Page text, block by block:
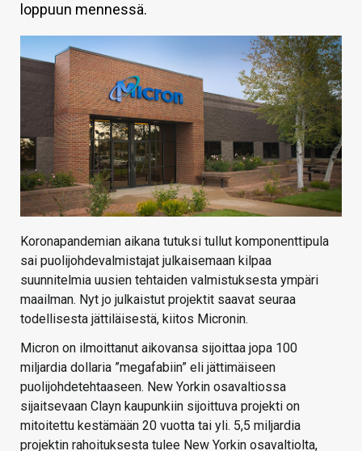
VAIHDA TEEMA
HAKU
loppuun mennessä.
Koronapandemian aikana tutuksi tullut komponenttipula
sai puolijohdevalmistajat julkaisemaan kilpaa
suunnitelmia uusien tehtaiden valmistuksesta ympäri
maailman. Nyt jo julkaistut projektit saavat seuraa
todellisesta jättiläisestä, kiitos Micronin.
Micron on ilmoittanut aikovansa sijoittaa jopa 100
miljardia dollaria ”megafabiin” eli jättimäiseen
puolijohdetehtaaseen. New Yorkin osavaltiossa
sijaitsevaan Clayn kaupunkiin sijoittuva projekti on
mitoitettu kestämään 20 vuotta tai yli. 5,5 miljardia
projektin rahoituksesta tulee New Yorkin osavaltiolta,